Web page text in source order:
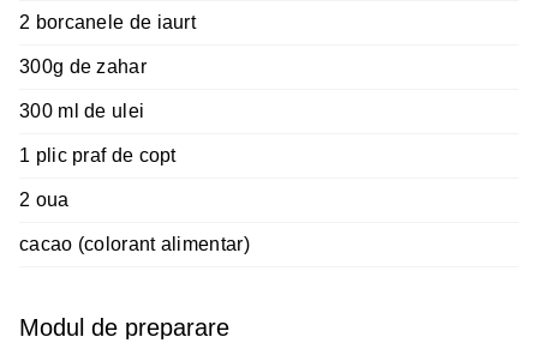
2 borcanele de iaurt
300g de zahar
300 ml de ulei
1 plic praf de copt
2 oua
cacao (colorant alimentar)
Modul de preparare